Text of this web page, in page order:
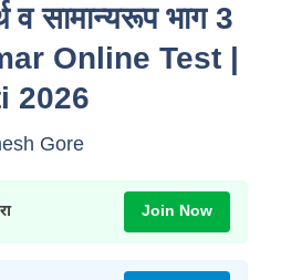
व सामान्यरूप भाग 3
Online Test |
2026
Gore
Join Now